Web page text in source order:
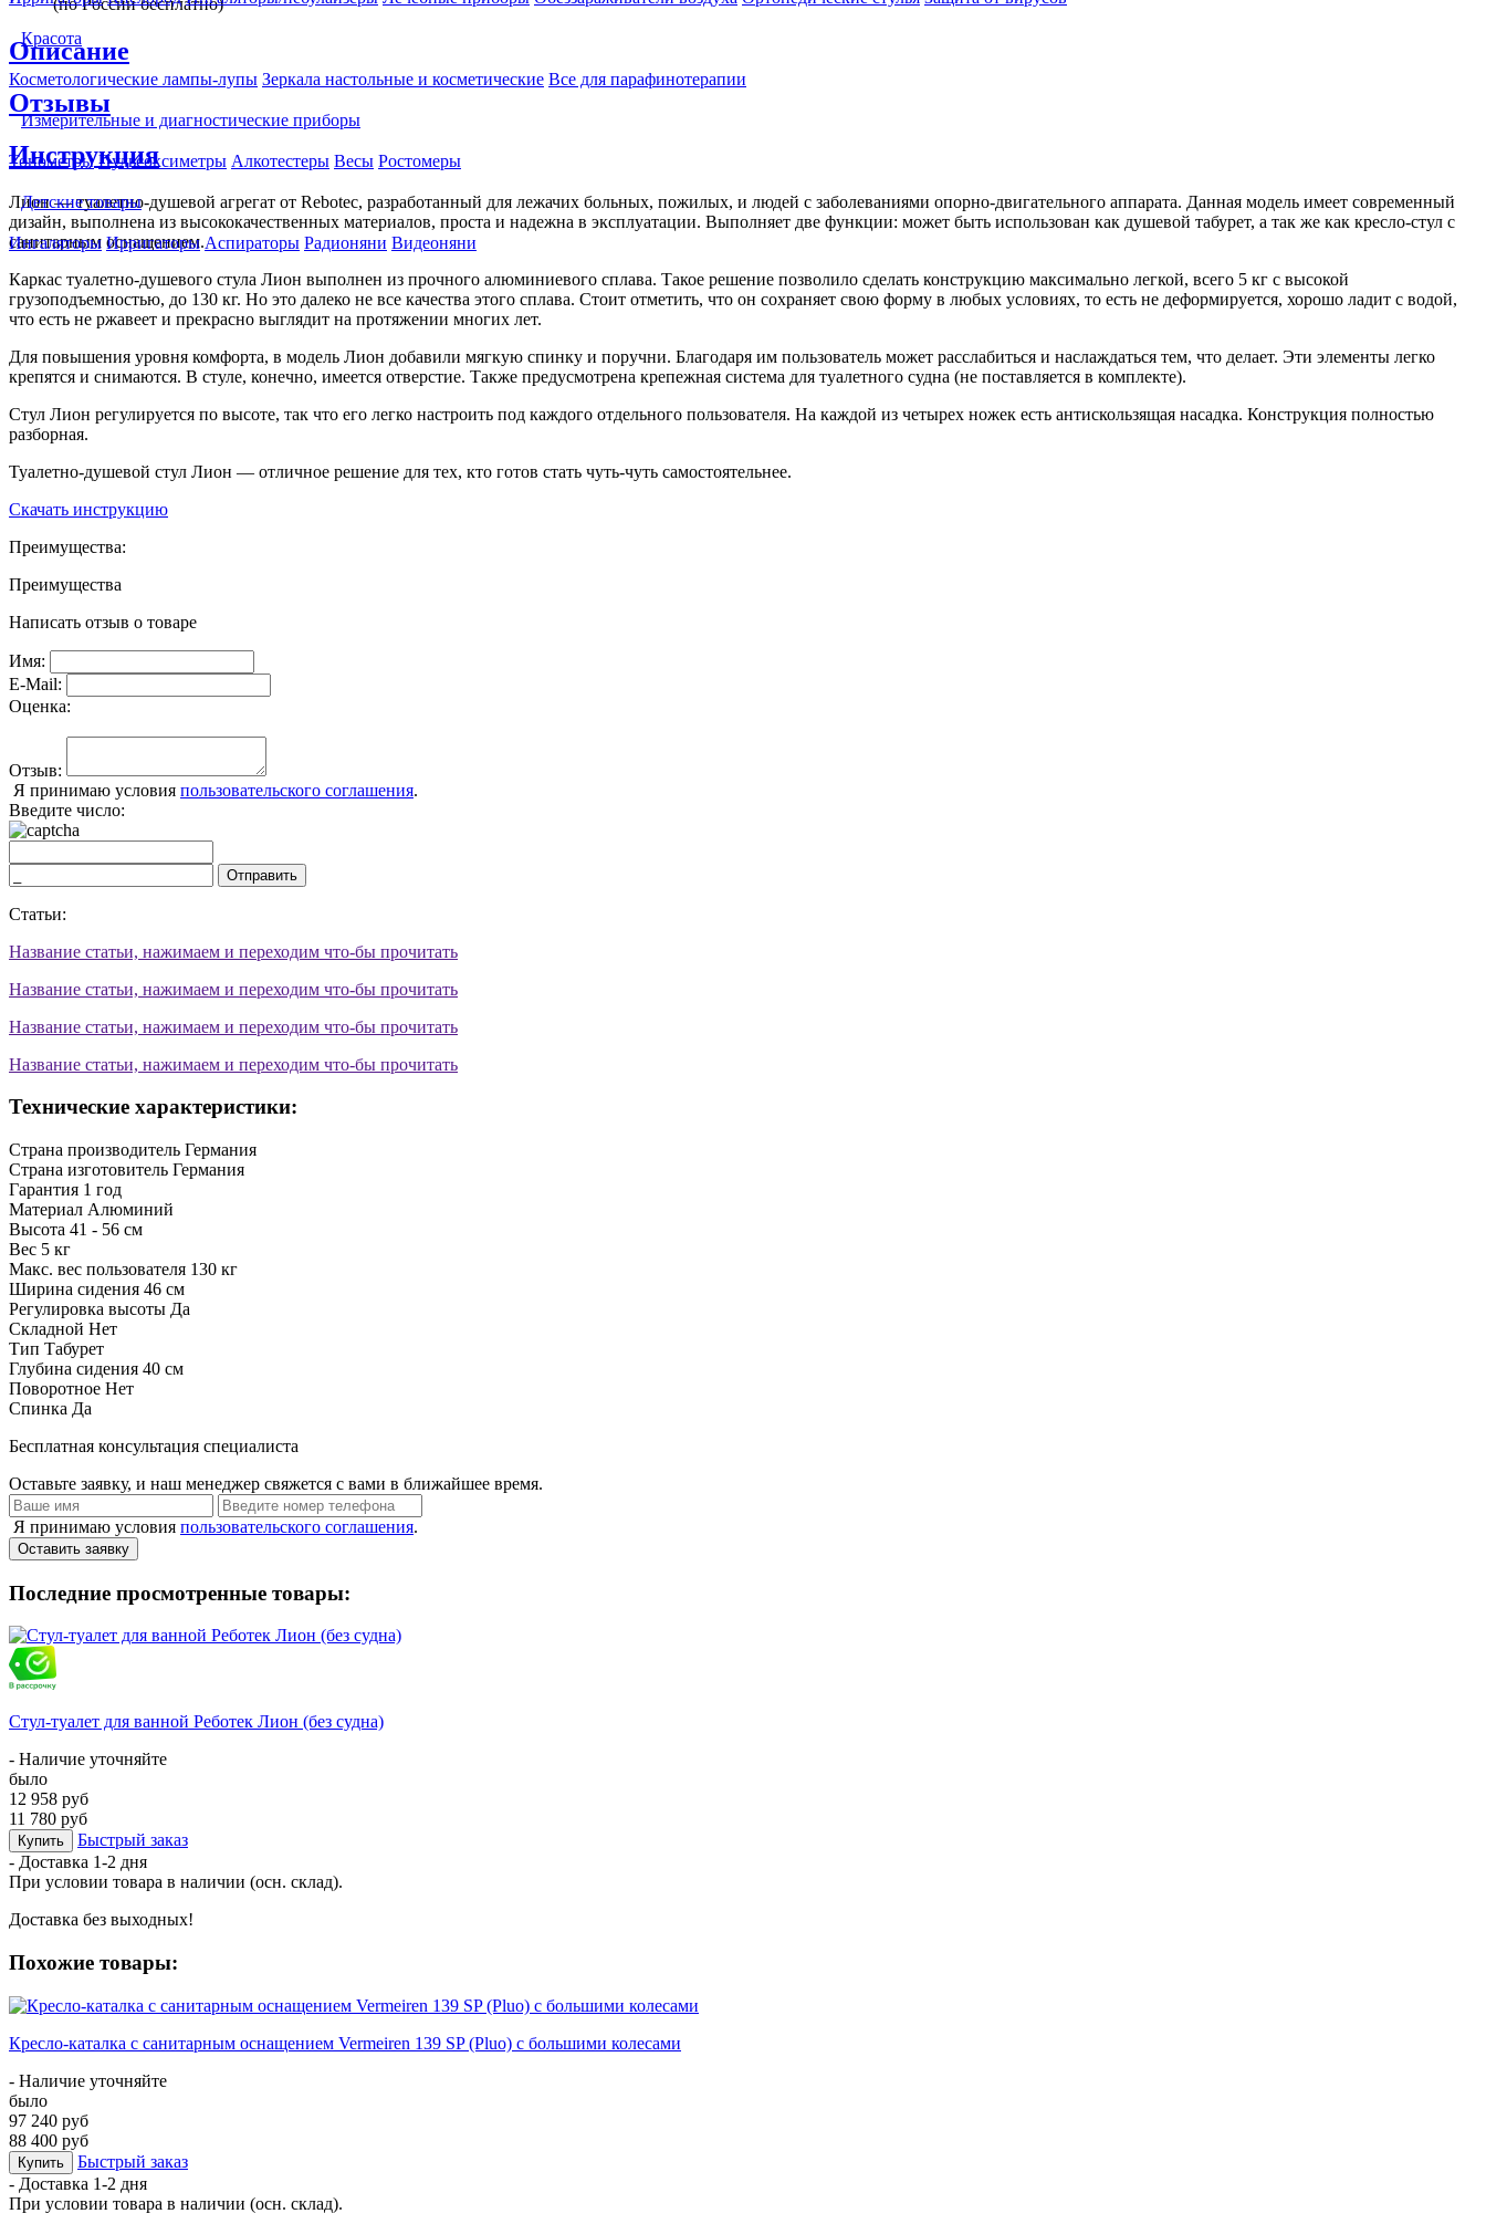
Красота
Косметологические лампы-лупы Зеркала настольные и косметические Все для парафинотерапии
Измерительные и диагностические приборы
Тонометры Пульсоксиметры Алкотестеры Весы Ростомеры
Детские товары
Ингаляторы Ирригаторы Аспираторы Радионяни Видеоняни
Описание
Отзывы
Инструкция
Лион — туалетно-душевой агрегат от Rebotec, разработанный для лежачих больных, пожилых, и людей с заболеваниями опорно-двигательного аппарата. Данная модель имеет современный
дизайн, выполнена из высококачественных материалов, проста и надежна в эксплуатации. Выполняет две функции: может быть использован как душевой табурет, а так же как кресло-стул с
санитарным оснащением.
Каркас туалетно-душевого стула Лион выполнен из прочного алюминиевого сплава. Такое решение позволило сделать конструкцию максимально легкой, всего 5 кг с высокой
грузоподъемностью, до 130 кг. Но это далеко не все качества этого сплава. Стоит отметить, что он сохраняет свою форму в любых условиях, то есть не деформируется, хорошо ладит с водой,
что есть не ржавеет и прекрасно выглядит на протяжении многих лет.
Для повышения уровня комфорта, в модель Лион добавили мягкую спинку и поручни. Благодаря им пользователь может расслабиться и наслаждаться тем, что делает. Эти элементы легко
крепятся и снимаются. В стуле, конечно, имеется отверстие. Также предусмотрена крепежная система для туалетного судна (не поставляется в комплекте).
Стул Лион регулируется по высоте, так что его легко настроить под каждого отдельного пользователя. На каждой из четырех ножек есть антискользящая насадка. Конструкция полностью
разборная.
Туалетно-душевой стул Лион — отличное решение для тех, кто готов стать чуть-чуть самостоятельнее.
Скачать инструкцию
Преимущества:
Преимущества
Написать отзыв о товаре
Имя:
E-Mail:
Оценка:
Отзыв:
Я принимаю условия пользовательского соглашения.
Введите число:
Отправить
Статьи:
Название статьи, нажимаем и переходим что-бы прочитать
Название статьи, нажимаем и переходим что-бы прочитать
Название статьи, нажимаем и переходим что-бы прочитать
Название статьи, нажимаем и переходим что-бы прочитать
Технические характеристики:
Страна производитель Германия
Страна изготовитель Германия
Гарантия 1 год
Материал Алюминий
Высота 41 - 56 см
Вес 5 кг
Макс. вес пользователя 130 кг
Ширина сидения 46 см
Регулировка высоты Да
Складной Нет
Тип Табурет
Глубина сидения 40 см
Поворотное Нет
Спинка Да
Бесплатная консультация специалиста
Оставьте заявку, и наш менеджер свяжется с вами в ближайшее время.
Я принимаю условия пользовательского соглашения.
Оставить заявку
Последние просмотренные товары:
Стул-туалет для ванной Реботек Лион (без судна)
- Наличие уточняйте
было
12 958 руб
11 780 руб
Купить
Быстрый заказ
- Доставка 1-2 дня
При условии товара в наличии (осн. склад).
Доставка без выходных!
Похожие товары:
Кресло-каталка с санитарным оснащением Vermeiren 139 SP (Pluo) с большими колесами
- Наличие уточняйте
было
97 240 руб
88 400 руб
Купить
Быстрый заказ
- Доставка 1-2 дня
При условии товара в наличии (осн. склад).